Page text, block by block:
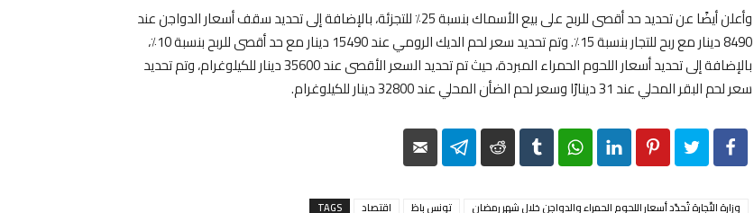
وأعلن أيضًا عن تحديد حد أقصى للربح على بيع الأسماك بنسبة 25٪ للتجزئة، بالإضافة إلى تحديد سقف أسعار الدواجن عند
8490 دينار مع ربح للتجار بنسبة 15٪. وتم تحديد سعر لحم الديك الرومي عند 15490 دينار مع حد أقصى للربح بنسبة 10٪،
بالإضافة إلى تحديد أسعار اللحوم الحمراء المبردة، حيث تم تحديد السعر الأقصى عند 35600 دينار للكيلوغرام، وتم تحديد
سعر لحم البقر المحلي عند 31 دينارًا وسعر لحم الضأن المحلي عند 32800 دينار للكيلوغرام.
Facebook
Twitter
Pinterest
LinkedIn
WhatsApp
Tumblr
Reddit
Telegram
TAGS اقتصاد تونس باظ وزارة التّجارة تُحدّد أسعار اللحوم الحمراء والدواجن خلال شهر رمضان